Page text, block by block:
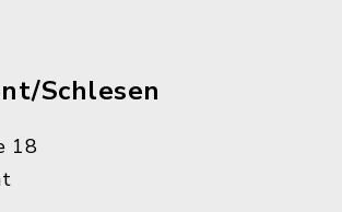
Schlesen
18